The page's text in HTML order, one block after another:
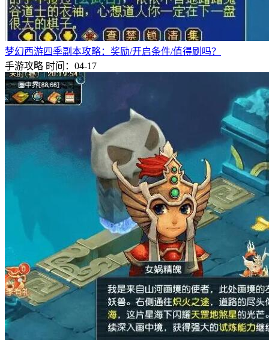
梦幻西游四季副本攻略：奖励/开启条件/值得刷吗？
手游攻略 时间：04-17